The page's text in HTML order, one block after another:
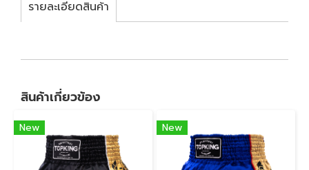
รายละเอียดสินค้า
สินค้าเกี่ยวข้อง
New New